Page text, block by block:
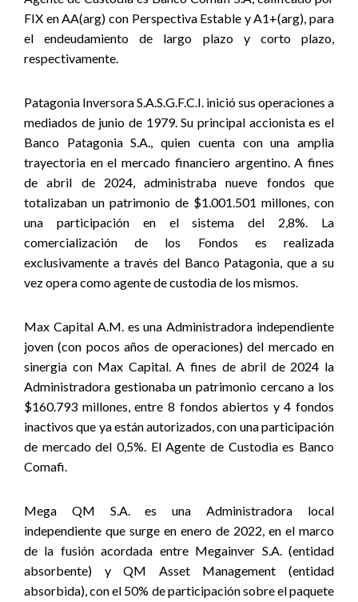
FIX en AA(arg) con Perspectiva Estable y A1+(arg), para
el endeudamiento de largo plazo y corto plazo,
respectivamente.
Patagonia Inversora S.A.S.G.F.C.I. inició sus operaciones a
mediados de junio de 1979. Su principal accionista es el
Banco Patagonia S.A., quien cuenta con una amplia
trayectoria en el mercado financiero argentino. A fines
de abril de 2024, administraba nueve fondos que
totalizaban un patrimonio de $1.001.501 millones, con
una participación en el sistema del 2,8%. La
comercialización de los Fondos es realizada
exclusivamente a través del Banco Patagonia, que a su
vez opera como agente de custodia de los mismos.
Max Capital A.M. es una Administradora independiente
joven (con pocos años de operaciones) del mercado en
sinergia con Max Capital. A fines de abril de 2024 la
Administradora gestionaba un patrimonio cercano a los
$160.793 millones, entre 8 fondos abiertos y 4 fondos
inactivos que ya están autorizados, con una participación
de mercado del 0,5%. El Agente de Custodia es Banco
Comafi.
Mega QM S.A. es una Administradora local
independiente que surge en enero de 2022, en el marco
de la fusión acordada entre Megainver S.A. (entidad
absorbente) y QM Asset Management (entidad
absorbida), con el 50% de participación sobre el paquete